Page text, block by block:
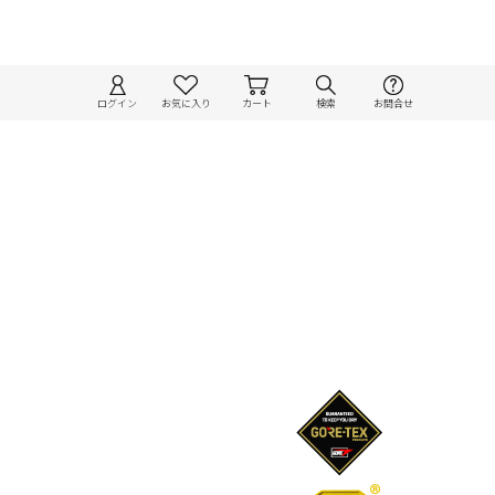
ログイン お気に入り カート 検索 お問合せ